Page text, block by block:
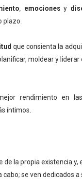
DEL SIGLO XXI
DE LA ILUSTRACIÓN
, emociones y
plazo.
que consienta la
moldear y
rendimiento en
íntimos.
la propia existencia y,
cabo; se ven dedicados